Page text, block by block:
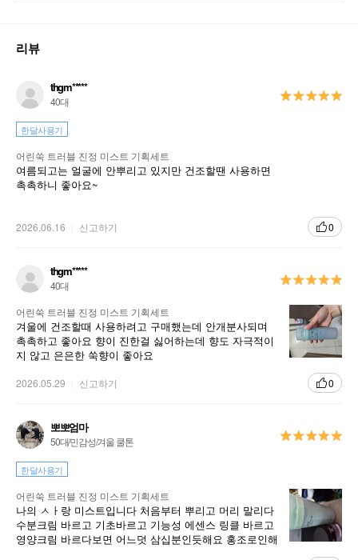
리뷰
thgm*****
40대
한달사용기
어린쑥 트러블 진정 미스트 기획세트
여름되고는 얼굴에 안뿌리고 있지만 건조할땐 사용하면
촉촉하니 좋아요~
2026.06.16 신고하기 0
thgm*****
40대
어린쑥 트러블 진정 미스트 기획세트
겨울에 건조할때 사용하려고 구매했는데 안개분사되며
촉촉하고 좋아요 향이 진한걸 싫어하는데 향도 자극적이
지 않고 은은한 쑥향이 좋아요
2026.05.29 신고하기 0
뽀뽀엄마
50대/민감성/겨울 쿨톤
한달사용기
어린쑥 트러블 진정 미스트 기획세트
나의 ㅅㅏ랑 미스트입니다 처음부터 뿌리고 머리 말리다
수분크림 바르고 기초바르고 기능성 에센스 링클 바르고
영양크림 바르다보면 어느덧 삼십분인듯해요 홍조로인해